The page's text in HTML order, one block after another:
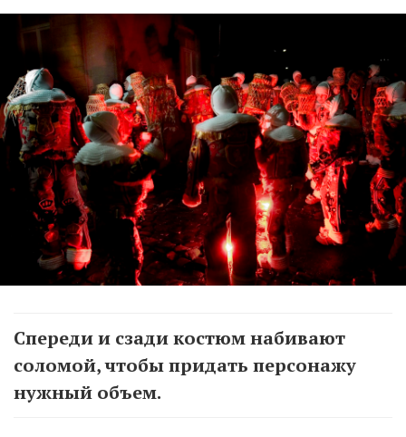
Спереди и сзади костюм набивают
соломой, чтобы придать персонажу
нужный объем.